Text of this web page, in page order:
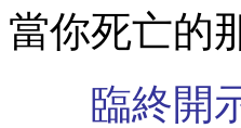
當你死亡的
臨終開